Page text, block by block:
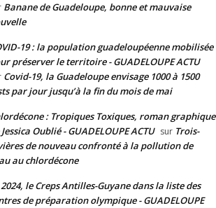
Banane de Guadeloupe, bonne et mauvaise
19 : la population guadeloupéenne mobilisée
préserver le territoire - GUADELOUPE ACTU
Covid-19, la Guadeloupe envisage 1000 à 1500
par jour jusqu’à la fin du mois de mai
: Tropiques Toxiques, roman graphique
Oublié - GUADELOUPE ACTU sur Trois-
de nouveau confronté à la pollution de
au chlordécone
2024, le Creps Antilles-Guyane dans la liste des
de préparation olympique - GUADELOUPE